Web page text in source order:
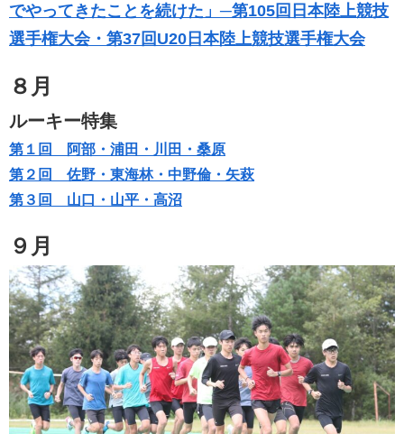
でやってきたことを続けた」─第105回日本陸上競技
選手権大会・第37回U20日本陸上競技選手権大会
８月
ルーキー特集
第１回 阿部・浦田・川田・桑原
第２回 佐野・東海林・中野倫・矢萩
第３回 山口・山平・高沼
９月